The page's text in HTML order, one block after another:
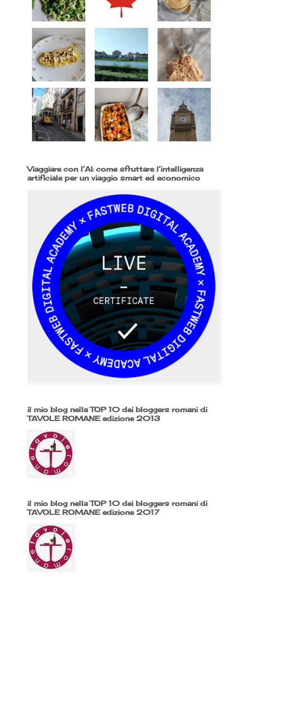
Viaggiare con l’AI: come sfruttare l’intelligenza
artificiale per un viaggio smart ed economico
il mio blog nella TOP 10 dei bloggers romani di
TAVOLE ROMANE edizione 2013
il mio blog nella TOP 10 dei bloggers romani di
TAVOLE ROMANE edizione 2017